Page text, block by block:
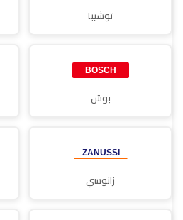
توشيبا
بوش
زانوسي